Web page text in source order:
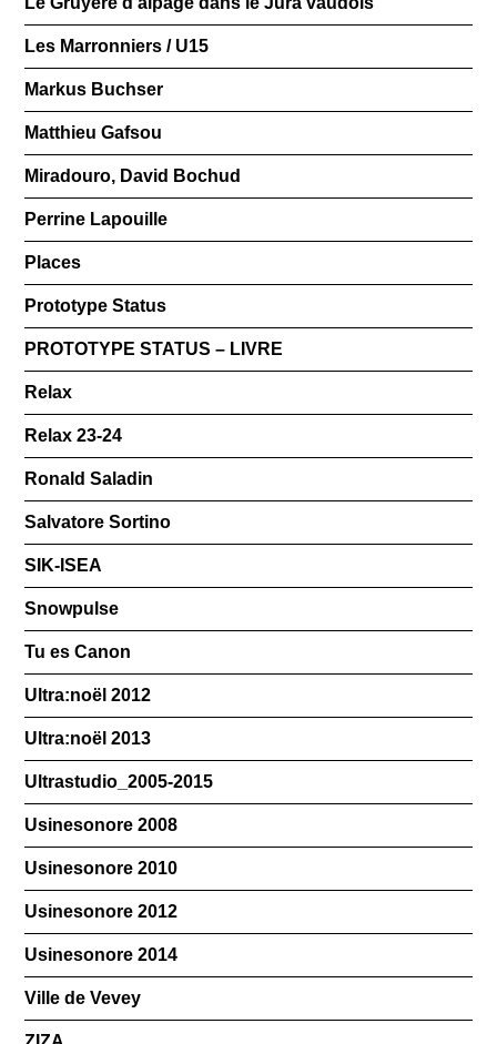
Les Marronniers / U15
Markus Buchser
Matthieu Gafsou
Miradouro, David Bochud
Perrine Lapouille
Places
Prototype Status
PROTOTYPE STATUS – LIVRE
Relax
Relax 23-24
Ronald Saladin
Salvatore Sortino
SIK-ISEA
Snowpulse
Tu es Canon
Ultra:noël 2012
Ultra:noël 2013
Ultrastudio_2005-2015
Usinesonore 2008
Usinesonore 2010
Usinesonore 2012
Usinesonore 2014
Ville de Vevey